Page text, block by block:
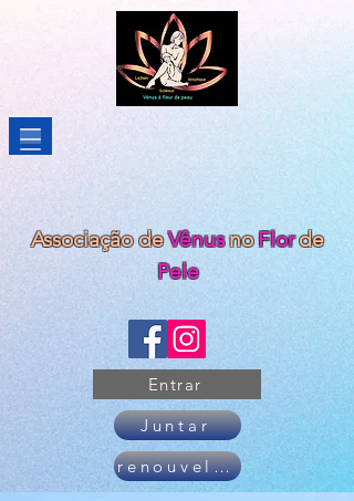
Associação deVênusnoFlorde
Pele
Entrar
Juntar
renouveler son adhésion